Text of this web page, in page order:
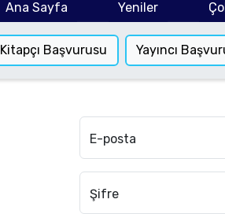
Ana Sayfa Yeniler
Kitapçı Başvurusu Yayıncı
E-posta
Şifre